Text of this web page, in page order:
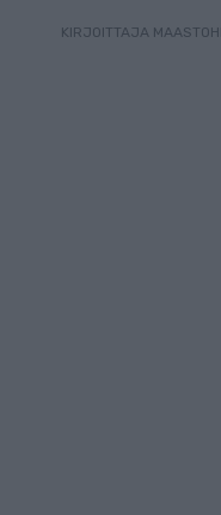
KIRJOITTAJA